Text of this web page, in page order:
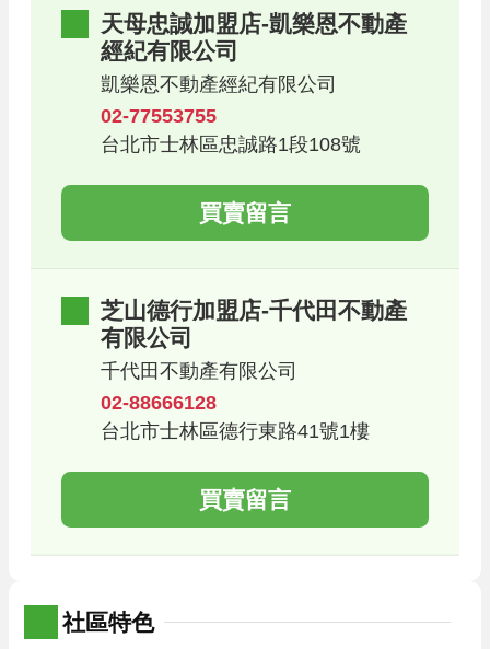
天母忠誠加盟店-凱樂恩不動產
經紀有限公司
凱樂恩不動產經紀有限公司
02-77553755
台北市士林區忠誠路1段108號
買賣留言
芝山德行加盟店-千代田不動產
有限公司
千代田不動產有限公司
02-88666128
台北市士林區德行東路41號1樓
買賣留言
社區特色